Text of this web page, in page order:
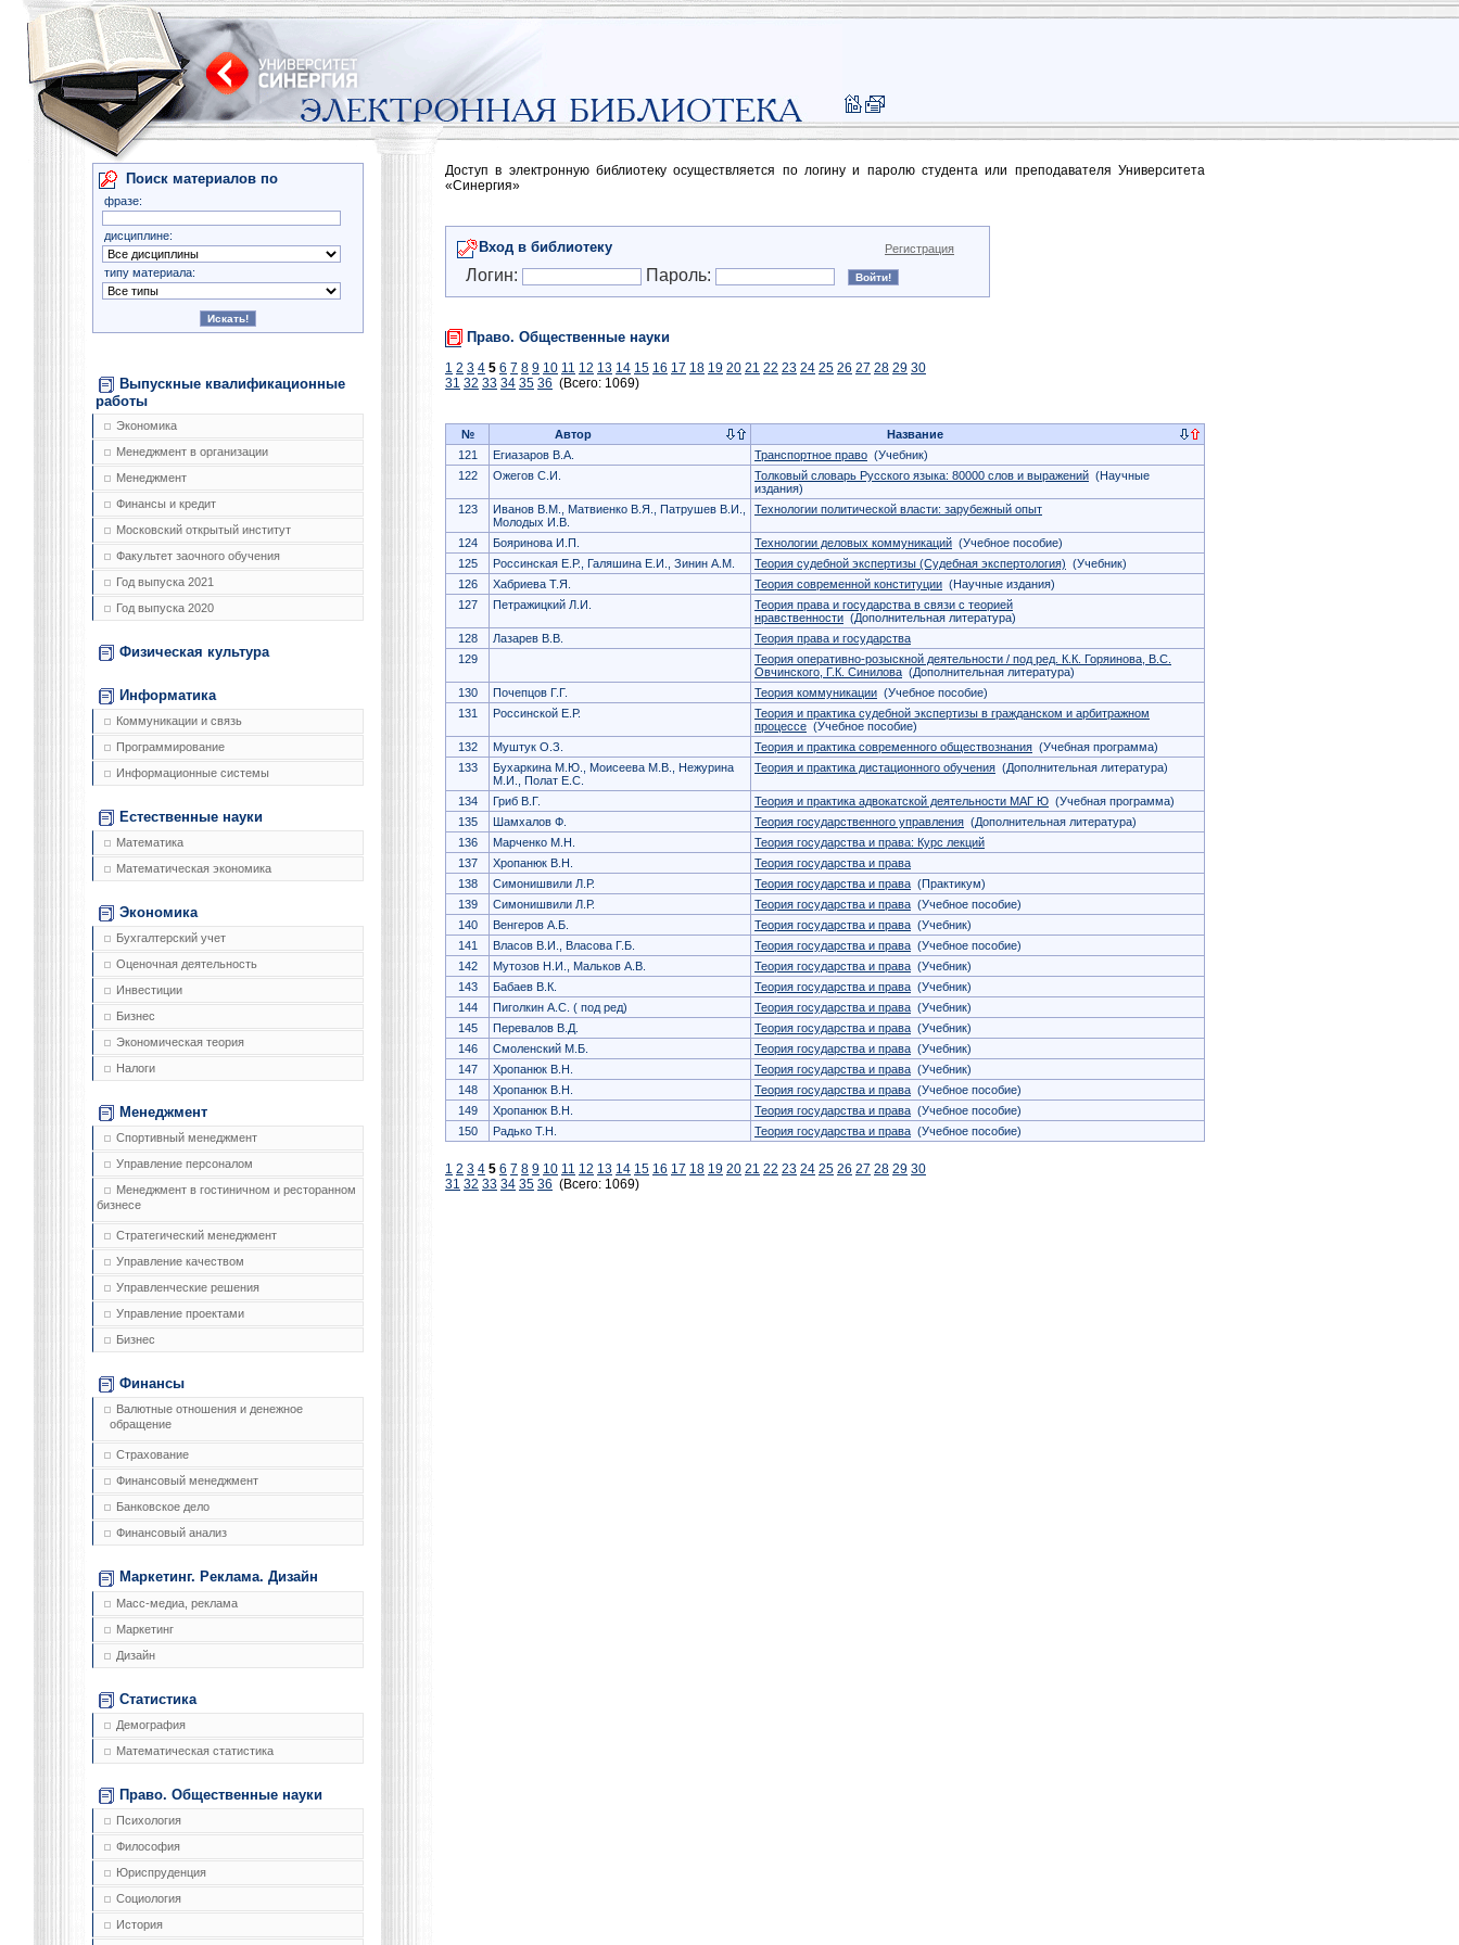
Поиск материалов по
фразе:
дисциплине:
типу материала:
Выпускные квалификационные
работы
Экономика
Менеджмент в организации
Менеджмент
Финансы и кредит
Московский открытый институт
Факультет заочного обучения
Год выпуска 2021
Год выпуска 2020
Физическая культура
Информатика
Коммуникации и связь
Программирование
Информационные системы
Естественные науки
Математика
Математическая экономика
Экономика
Бухгалтерский учет
Оценочная деятельность
Инвестиции
Бизнес
Экономическая теория
Налоги
Менеджмент
Спортивный менеджмент
Управление персоналом
Менеджмент в гостиничном и ресторанном
бизнесе
Стратегический менеджмент
Управление качеством
Управленческие решения
Управление проектами
Бизнес
Финансы
Валютные отношения и денежное
обращение
Страхование
Финансовый менеджмент
Банковское дело
Финансовый анализ
Маркетинг. Реклама. Дизайн
Масс-медиа, реклама
Маркетинг
Дизайн
Статистика
Демография
Математическая статистика
Право. Общественные науки
Психология
Философия
Юриспруденция
Социология
История
Доступ в электронную библиотеку осуществляется по логину и паролю студента или преподавателя Университета
«Синергия»
Вход в библиотеку Регистрация
Логин: Пароль:
Право. Общественные науки
1 2 3 4 5 6 7 8 9 10 11 12 13 14 15 16 17 18 19 20 21 22 23 24 25 26 27 28 29 30
31 32 33 34 35 36 (Всего: 1069)
№ Автор
Название
121
Егиазаров В.А. Транспортное право (Учебник)
122
Ожегов С.И. Толковый словарь Русского языка: 80000 слов и выражений (Научные
издания)
123
Иванов В.М., Матвиенко В.Я., Патрушев В.И.,
Молодых И.В.
Технологии политической власти: зарубежный опыт
124 Бояринова И.П. Технологии деловых коммуникаций (Учебное пособие)
125
Россинская Е.Р., Галяшина Е.И., Зинин А.М. Теория судебной экспертизы (Судебная экспертология) (Учебник)
126
Хабриева Т.Я. Теория современной конституции (Научные издания)
127
Петражицкий Л.И.
Теория права и государства в связи с теорией
нравственности (Дополнительная литература)
128
Лазарев В.В.
Теория права и государства
129
Теория оперативно-розыскной деятельности / под ред. К.К. Горяинова, В.С.
Овчинского, Г.К. Синилова (Дополнительная литература)
130
Почепцов Г.Г. Теория коммуникации (Учебное пособие)
131
Россинской Е.Р.
Теория и практика судебной экспертизы в гражданском и арбитражном
процессе (Учебное пособие)
132
Муштук О.З. Теория и практика современного обществознания (Учебная программа)
133
Бухаркина М.Ю., Моисеева М.В., Нежурина
М.И., Полат Е.С.
Теория и практика дистационного обучения (Дополнительная литература)
134 Гриб В.Г. Теория и практика адвокатской деятельности МАГ Ю (Учебная программа)
135
Шамхалов Ф. Теория государственного управления (Дополнительная литература)
136
Марченко М.Н.
Теория государства и права: Курс лекций
137
Хропанюк В.Н.
Теория государства и права
138
Симонишвили Л.Р. Теория государства и права (Практикум)
139
Симонишвили Л.Р. Теория государства и права (Учебное пособие)
140
Венгеров А.Б. Теория государства и права (Учебник)
141
Власов В.И., Власова Г.Б. Теория государства и права (Учебное пособие)
142
Мутозов Н.И., Мальков А.В. Теория государства и права (Учебник)
143
Бабаев В.К. Теория государства и права (Учебник)
144
Пиголкин А.С. ( под ред) Теория государства и права (Учебник)
145
Перевалов В.Д. Теория государства и права (Учебник)
146
Смоленский М.Б. Теория государства и права (Учебник)
147
Хропанюк В.Н. Теория государства и права (Учебник)
148
Хропанюк В.Н. Теория государства и права (Учебное пособие)
149
Хропанюк В.Н. Теория государства и права (Учебное пособие)
150
Радько Т.Н. Теория государства и права (Учебное пособие)
1 2 3 4 5 6 7 8 9 10 11 12 13 14 15 16 17 18 19 20 21 22 23 24 25 26 27 28 29 30
31 32 33 34 35 36 (Всего: 1069)